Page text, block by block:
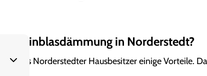
Einblasdämmung in Norderstedt?
als Norderstedter Hausbesitzer einige Vorteile.